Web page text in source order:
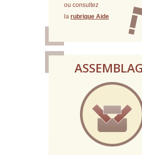
ou consultez
la rubrique Aide